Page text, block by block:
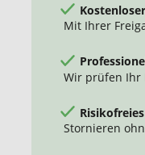
Mit Ihrer
Wir prüfen Ihr
Stornieren